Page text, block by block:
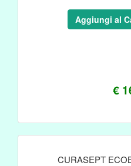
€
Aggiungi al
CURASEPT